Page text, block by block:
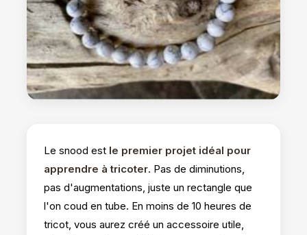
Le snood est le premier projet idéal pour
apprendre à tricoter. Pas de diminutions,
pas d'augmentations, juste un rectangle que
l'on coud en tube. En moins de 10 heures de
tricot, vous aurez créé un accessoire utile,